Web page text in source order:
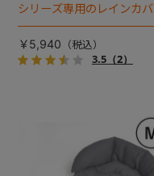
シリーズ専用のレインカバ
ー。雨の日のお出かけも安
心。
￥5,940
3.5（2）